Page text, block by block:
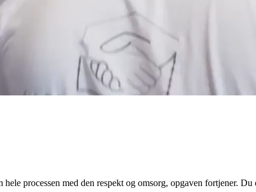
processen med den respekt og omsorg, opgaven fortjener.